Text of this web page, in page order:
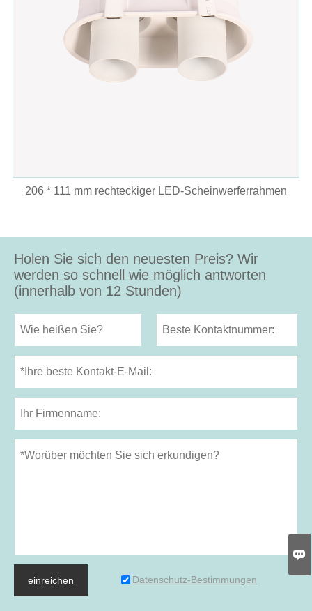
206 * 111 mm rechteckiger LED-Scheinwerferrahmen
Holen Sie sich den neuesten Preis? Wir
werden so schnell wie möglich antworten
(innerhalb von 12 Stunden)
einreichen Datenschutz-Bestimmungen
